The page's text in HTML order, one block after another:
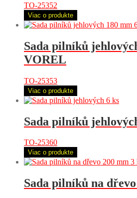
TO-25352
Viac o produkte
Sada pilníků
VOREL
TO-25353
Viac o produkte
Sada pilníků
TO-25360
Viac o produkte
Sada pilníků na